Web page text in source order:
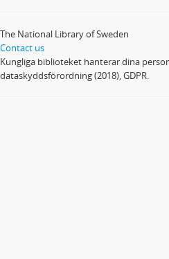
The National Library of Sweden
Contact us
Kungliga biblioteket hanterar dina
dataskyddsförordning (2018), GDPR.